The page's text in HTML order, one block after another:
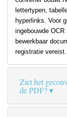
lettertypen,
hyperlinks. Voor
ingebouwde
bewerkbaar
registratie vereist.
Ziet het
de PDF?